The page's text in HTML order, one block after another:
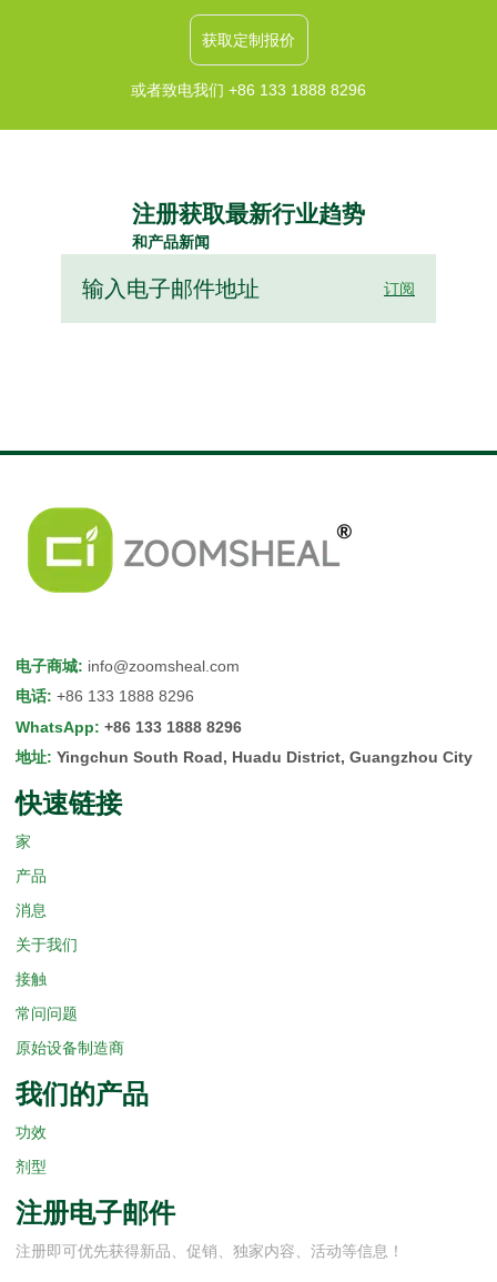
获取定制报价
或者致电我们 +86 133 1888 8296
注册获取最新行业趋势
和产品新闻
订阅
电子商城: info@zoomsheal.com
电话: +86 133 1888 8296
WhatsApp: +86 133 1888 8296
地址: Yingchun South Road, Huadu District, Guangzhou City
快速链接
家
产品
消息
关于我们
接触
常问问题
原始设备制造商
我们的产品
功效
剂型
注册电子邮件
注册即可优先获得新品、促销、独家内容、活动等信息！